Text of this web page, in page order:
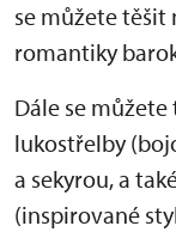
se můžete
romantiky
Dále se
lukostřelby
a sekyrou, a
(inspirované